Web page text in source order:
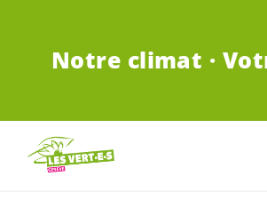
Notre climat ·